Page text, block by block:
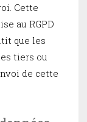
Cette
au RGPD
que les
tiers ou
de cette